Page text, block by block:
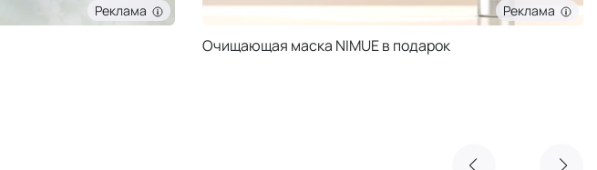
Реклама Реклама
Очищающая маска NIMUE в подарок